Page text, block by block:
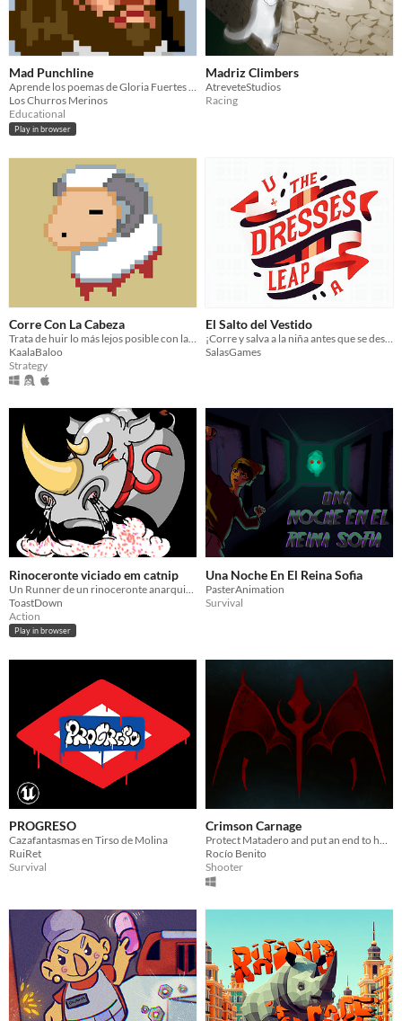
Mad Punchline
Aprende los poemas de Gloria Fuertes para derrotar a las fuerzas del mal que tratan de invadir Madrid
Los Churros Merinos
Educational
Play in browser
Madriz Climbers
AtreveteStudios
Racing
Corre Con La Cabeza
Trata de huir lo más lejos posible con la cabeza sin ser visto
KaalaBaloo
Strategy
El Salto del Vestido
¡Corre y salva a la niña antes que se desplome!
SalasGames
Rinoceronte viciado em catnip
ToastDown
Action
Play in browser
Una Noche En El Reina Sofia
PasterAnimation
Survival
PROGRESO
Cazafantasmas en Tirso de Molina
RuiRet
Survival
Crimson Carnage
Protect Matadero and put an end to humans before they put an end to you.
Rocío Benito
Shooter